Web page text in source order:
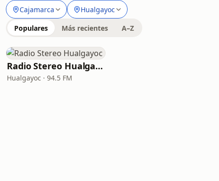
Cajamarca Hualgayoc
Populares Más recientes A–Z
Radio Stereo Hualgayoc
Hualgayoc · 94.5 FM